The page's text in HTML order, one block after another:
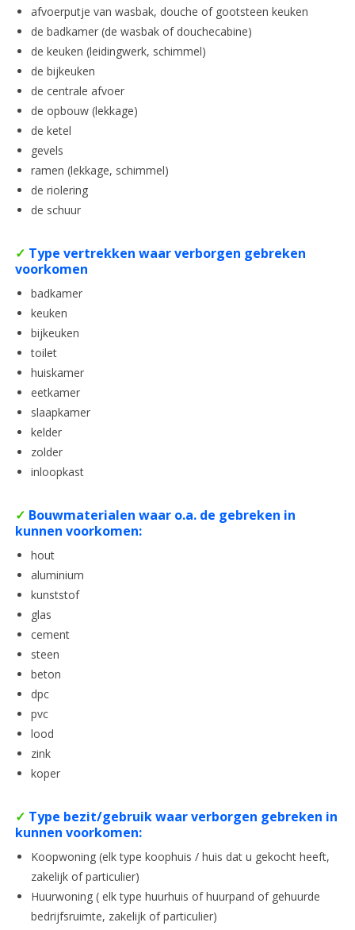
afvoerputje van wasbak, douche of gootsteen keuken
de badkamer (de wasbak of douchecabine)
de keuken (leidingwerk, schimmel)
de bijkeuken
de centrale afvoer
de opbouw (lekkage)
de ketel
gevels
ramen (lekkage, schimmel)
de riolering
de schuur
✓ Type vertrekken waar verborgen gebreken
voorkomen
badkamer
keuken
bijkeuken
toilet
huiskamer
eetkamer
slaapkamer
kelder
zolder
inloopkast
✓ Bouwmaterialen waar o.a. de gebreken in
kunnen voorkomen:
hout
aluminium
kunststof
glas
cement
steen
beton
dpc
pvc
lood
zink
koper
✓ Type bezit/gebruik waar verborgen gebreken in
kunnen voorkomen:
Koopwoning (elk type koophuis / huis dat u gekocht heeft,
zakelijk of particulier)
Huurwoning ( elk type huurhuis of huurpand of gehuurde
bedrijfsruimte, zakelijk of particulier)